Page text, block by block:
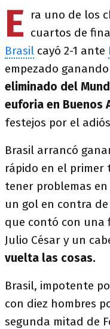
E
ra uno de los
cuartos de
Brasil cayó 2-1 ante
empezado
eliminado del
euforia en Buenos
festejos por el
Brasil arrancó
rápido en el primer
tener problemas
un gol en contra
que contó con una
Julio César y un
vuelta las cosas.
Brasil, impotente
con diez hombres
segunda mitad de